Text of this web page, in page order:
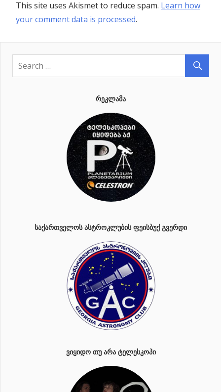
This site uses Akismet to reduce spam. Learn how
your comment data is processed.
ᲠᲔᲙᲚᲐᲛᲐ
ᲡᲐᲥᲐᲠᲗᲕᲔᲚᲝᲡ ᲐᲡᲢᲠᲝᲙᲚᲣᲑᲘᲡ ᲤᲔᲘᲡᲑᲣᲥ ᲒᲕᲔᲠᲓᲘ
ᲕᲘᲧᲘᲓᲝ ᲗᲣ ᲐᲠᲐ ᲢᲔᲚᲔᲡᲙᲝᲞᲘ